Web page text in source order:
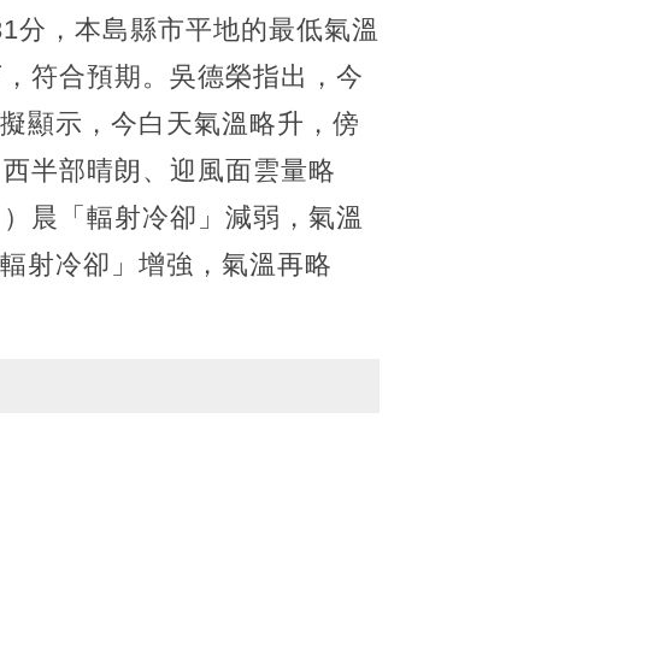
分，本島縣市平地的最低氣溫
符合預期。吳德榮指出，今
顯示，今白天氣溫略升，傍
半部晴朗、迎風面雲量略
晨「輻射冷卻」減弱，氣溫
射冷卻」增強，氣溫再略